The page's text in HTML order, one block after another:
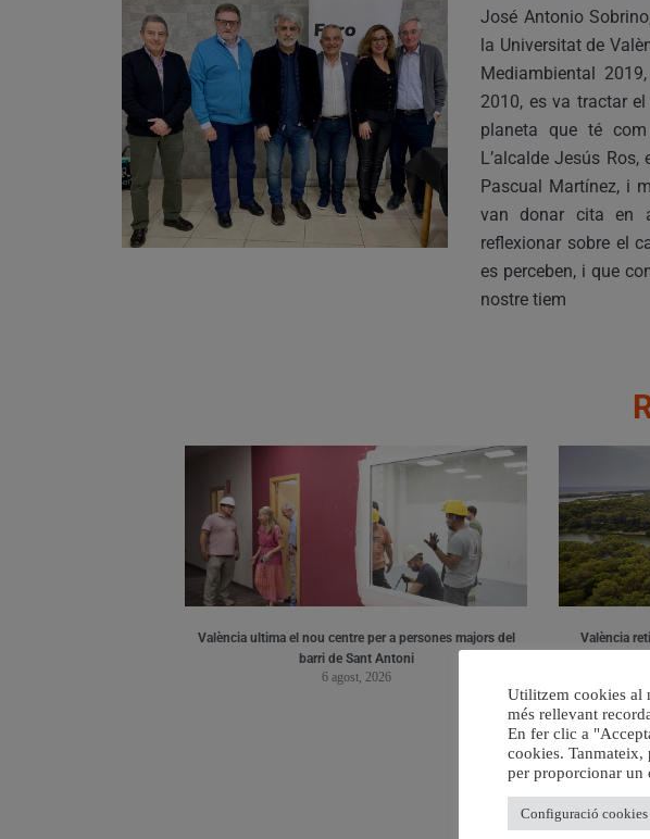
José Antonio
la Universitat de
Mediambiental
2010, es va tractar
planeta que té
L’alcalde Jesús
Pascual Martínez, i
van donar cita en
reflexionar sobre el
es perceben, i que
nostre tiem
València ultima el nou centre per a persones majors del
barri de Sant Antoni
6 agost, 2026
València
Utilitzem cookies al
més rellevant
En fer clic a
cookies.
per proporcionar un
Configuració cookies